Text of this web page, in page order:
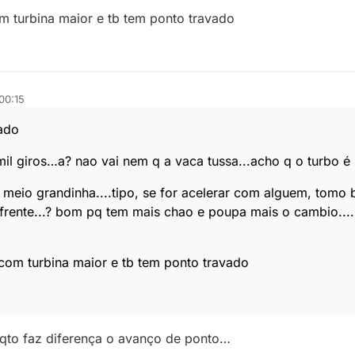
turbina maior e tb tem ponto travado
giros…a? nao vai nem q a vaca tussa...acho q o turbo é
grandinha....tipo, se for acelerar com alguem, tomo
bom pq tem mais chao e poupa mais o
turbina maior e tb tem ponto travado
faz diferença o avanço de ponto…